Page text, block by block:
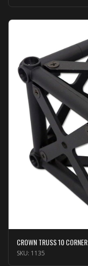
CROWN TRUSS 10
SKU: 1135